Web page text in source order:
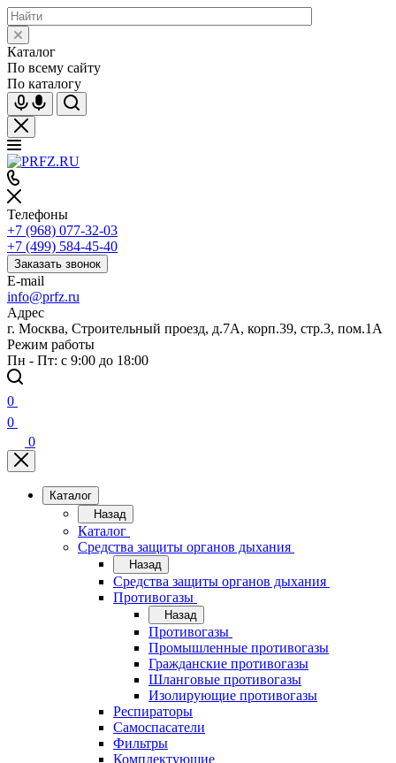
Каталог
По всему сайту
По каталогу
Телефоны
+7 (968) 077-32-03
+7 (499) 584-45-40
Заказать звонок
E-mail
info@prfz.ru
Адрес
г. Москва, Строительный проезд, д.7А, корп.39, стр.3, пом.1А
Режим работы
Пн - Пт: с 9:00 до 18:00
0
0
0
Каталог
Назад
Каталог
Средства защиты органов дыхания
Назад
Средства защиты органов дыхания
Противогазы
Назад
Противогазы
Промышленные противогазы
Гражданские противогазы
Шланговые противогазы
Изолирующие противогазы
Респираторы
Самоспасатели
Фильтры
Комплектующие